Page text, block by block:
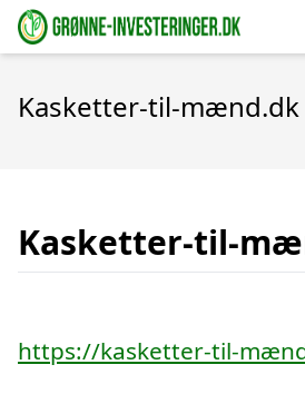
Kasketter-til-mænd.dk
Kasketter-til-
https://kasketter-til-